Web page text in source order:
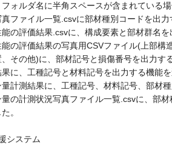
ォルダ名に半角スペースが含まれている場
ファイル一覧.csvに部材種別コードを出力
の評価結果.csvに、構成要素と部材群名を
の評価結果の写真用CSVファイル(上部構
その他)に、部材記号と損傷番号を出力す
に、工種記号と材料記号を出力する機能を
計測結果に、工種記号、材料記号、部材種
の計測状況写真ファイル一覧.csvに、部
。
システム